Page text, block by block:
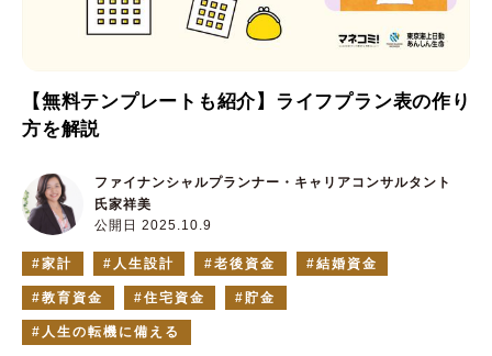
【無料テンプレートも紹介】ライフプラン表の作り
方を解説
公開日 2025.10.9
ファイナンシャルプランナー・キャリアコンサルタント
氏家祥美
家計 人生設計 老後資金 結婚資金
教育資金 住宅資金 貯金
人生の転機に備える